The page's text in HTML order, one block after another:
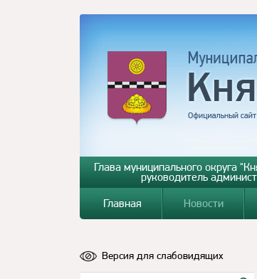
Глава муниципального округа
руководитель
Главная Новости
Версия для слабовидящих